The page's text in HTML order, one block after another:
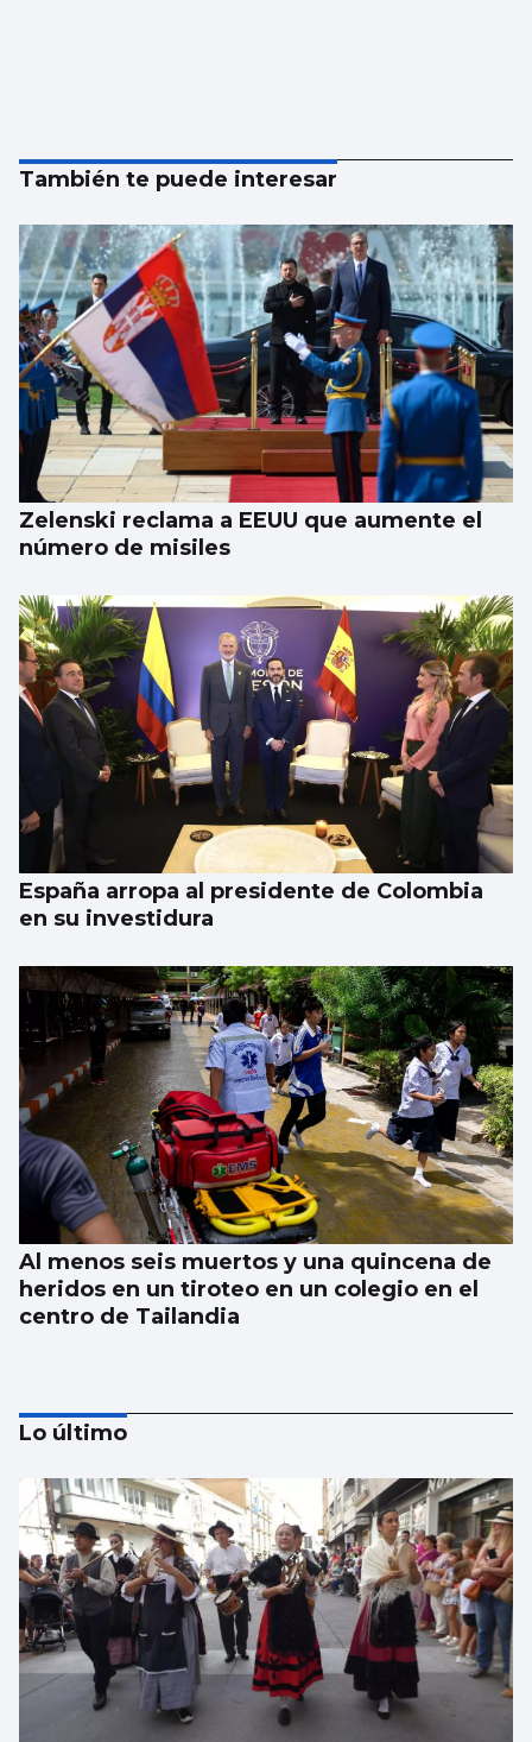
También te puede interesar
Zelenski reclama a EEUU que aumente el
número de misiles
España arropa al presidente de Colombia
en su investidura
Al menos seis muertos y una quincena de
heridos en un tiroteo en un colegio en el
centro de Tailandia
Japón recuerda Hiroshima y reabre el
debate antinuclear
Lo último